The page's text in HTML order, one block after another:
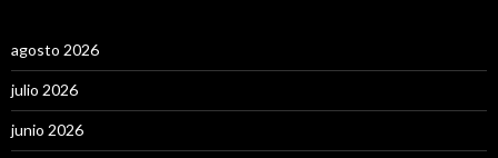
agosto 2026
julio 2026
junio 2026